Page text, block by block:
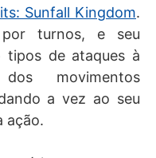
Sunfall Kingdom.
turnos, e seu
tipos de ataques à
movimentos
a vez ao seu
ação.